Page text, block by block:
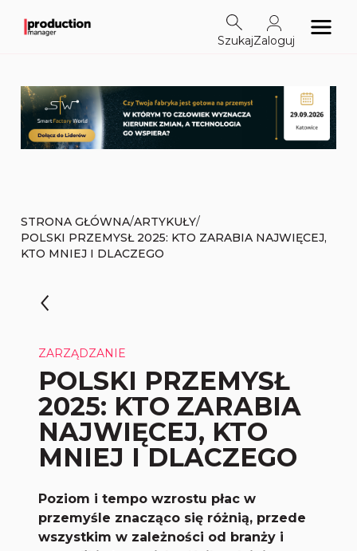
SzukajZaloguj
STRONA GŁÓWNA/ARTYKUŁY/
POLSKI PRZEMYSŁ 2025: KTO ZARABIA NAJWIĘCEJ,
KTO MNIEJ I DLACZEGO
ZARZĄDZANIE
POLSKI PRZEMYSŁ
2025: KTO ZARABIA
NAJWIĘCEJ, KTO
MNIEJ I DLACZEGO
Poziom i tempo wzrostu płac w
przemyśle znacząco się różnią, przede
wszystkim w zależności od branży i